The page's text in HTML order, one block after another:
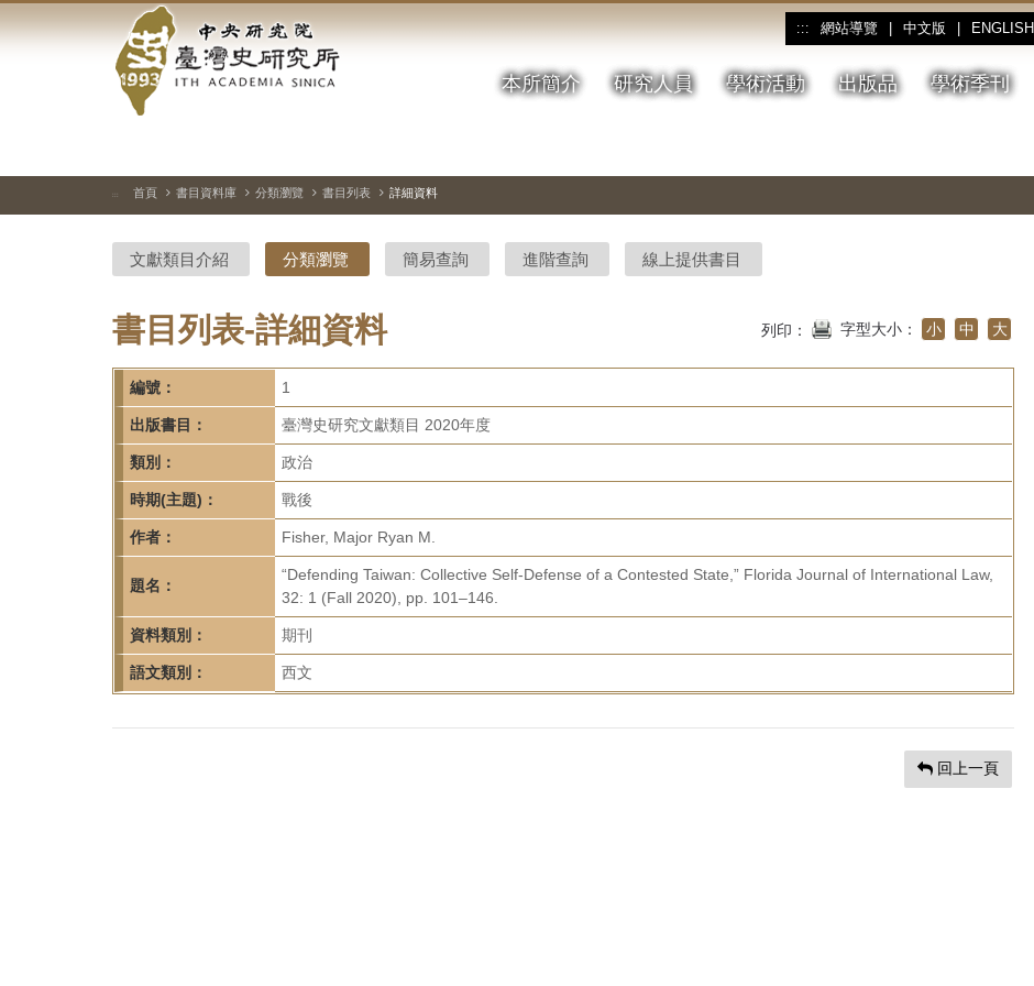
到
中
央
研
院-
臺
灣
史
研
究
所-
首
頁
::: 網站導覽 中文版 ENGLISH
本所簡介 研究人員 學術活動 出版品 學術季刊
::: 首頁 書目資料庫 分類瀏覽 書目列表 詳細資料
文獻類目介紹 分類瀏覽 簡易查詢 進階查詢 線上提供書目
書目列表-詳細資料 列印： 字型大小： 小 中 大
編號： 1
出版書目： 臺灣史研究文獻類目 2020年度
類別： 政治
時期(主題)： 戰後
作者： Fisher, Major Ryan M.
題名：
“Defending Taiwan: Collective Self-Defense of a Contested State,” Florida Journal of International Law,
32: 1 (Fall 2020), pp. 101–146.
資料類別： 期刊
語文類別： 西文
回上一頁